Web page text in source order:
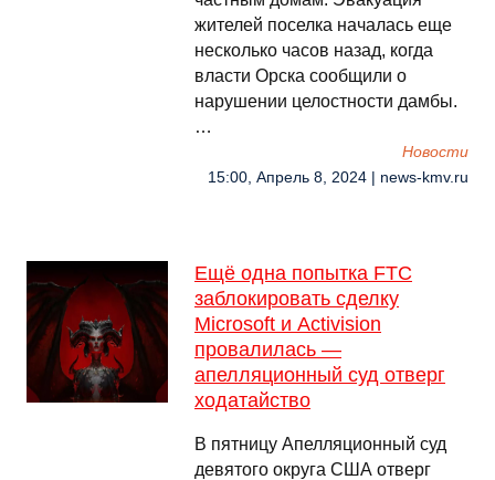
жителей поселка началась еще
несколько часов назад, когда
власти Орска сообщили о
нарушении целостности дамбы.
…
Новости
15:00, Апрель 8, 2024 | news-kmv.ru
Ещё одна попытка FTC
заблокировать сделку
Microsoft и Activision
провалилась —
апелляционный суд отверг
ходатайство
В пятницу Апелляционный суд
девятого округа США отверг